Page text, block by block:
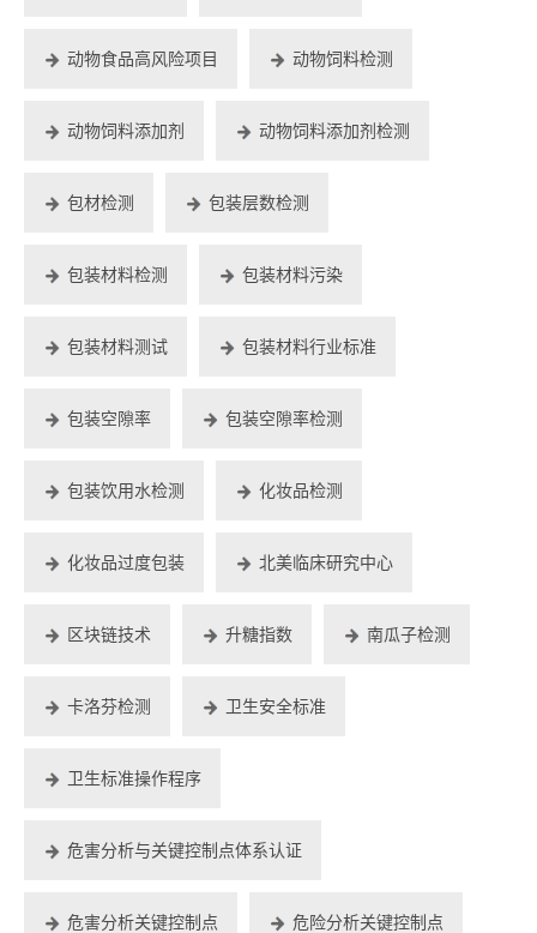
动物食品高风险项目 动物饲料检测
动物饲料添加剂 动物饲料添加剂检测
包材检测 包装层数检测
包装材料检测 包装材料污染
包装材料测试 包装材料行业标准
包装空隙率 包装空隙率检测
包装饮用水检测 化妆品检测
化妆品过度包装 北美临床研究中心
区块链技术 升糖指数 南瓜子检测
卡洛芬检测 卫生安全标准
卫生标准操作程序
危害分析与关键控制点体系认证
危害分析关键控制点 危险分析关键控制点